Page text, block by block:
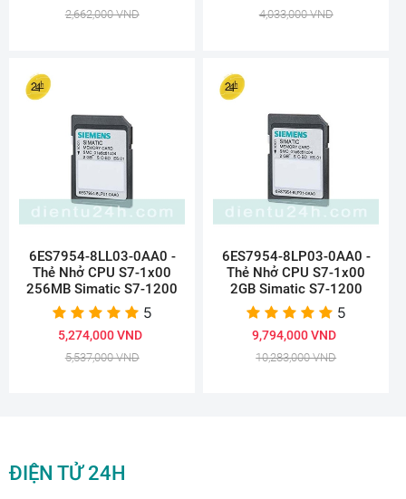
2,662,000 VND 4,033,000 VND
6ES7954-8LL03-0AA0 -
Thẻ Nhở CPU S7-1x00
256MB Simatic S7-1200
5
5,274,000 VND
5,537,000 VND
6ES7954-8LP03-0AA0 -
Thẻ Nhở CPU S7-1x00
2GB Simatic S7-1200
5
9,794,000 VND
10,283,000 VND
ĐIỆN TỬ 24H